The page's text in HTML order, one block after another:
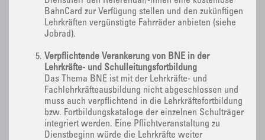
BahnCard zur Verfügung stellen und den zukünftigen
Lehrkräften vergünstigte Fahrräder anbieten (siehe
Jobrad).
Verpflichtende Verankerung von BNE in der
Lehrkräfte- und Schulleitungsfortbildung
Das Thema BNE ist mit der Lehrkräfte- und
Fachlehrkräfteausbildung nicht abgeschlossen und
muss auch verpflichtend in die Lehrkräftefortbildung
bzw. Fortbildungskataloge der einzelnen Schulträger
integriert werden. Eine Pflichtveranstaltung zu
Dienstbeginn würde die Lehrkräfte weiter